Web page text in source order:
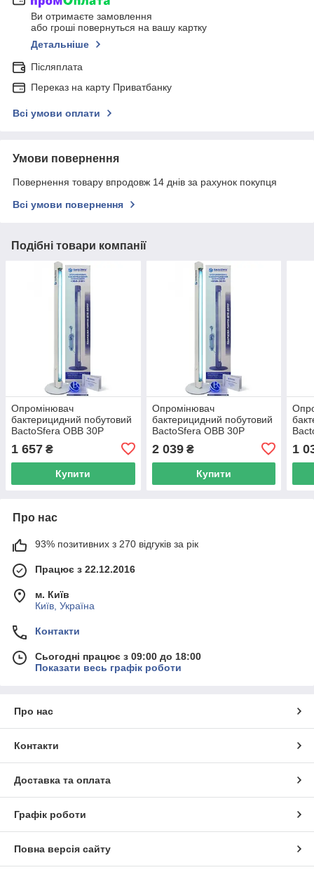
Ви отримаєте замовлення
або гроші повернуться на вашу картку
Детальніше
Післяплата
Переказ на карту Приватбанку
Всі умови оплати
Умови повернення
Повернення товару впродовж 14 днів за рахунок покупця
Всі умови повернення
Подібні товари компанії
Опромінювач
бактерицидний побутовий
BactoSfera OBB 30P
1 657 ₴
Купити
Опромінювач
бактерицидний побутовий
BactoSfera OBB 30P
2 039₴
Купити
1
Про нас
93% позитивних з 270 відгуків за рік
Працює з 22.12.2016
м. Київ
Київ, Україна
Контакти
Сьогодні працює з 09:00 до 18:00
Показати весь графік роботи
Про нас
Контакти
Доставка та оплата
Графік роботи
Повна версія сайту